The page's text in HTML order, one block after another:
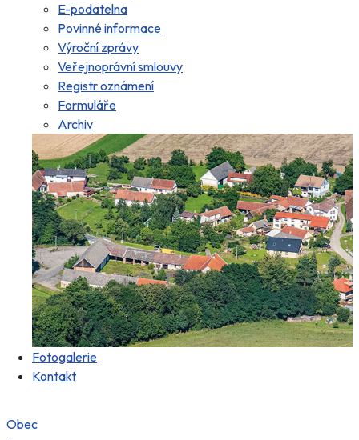
E-podatelna
Povinné informace
Výroční zprávy
Veřejnoprávní smlouvy
Registr oznámení
Formuláře
Archiv
Fotogalerie
Kontakt
Obec